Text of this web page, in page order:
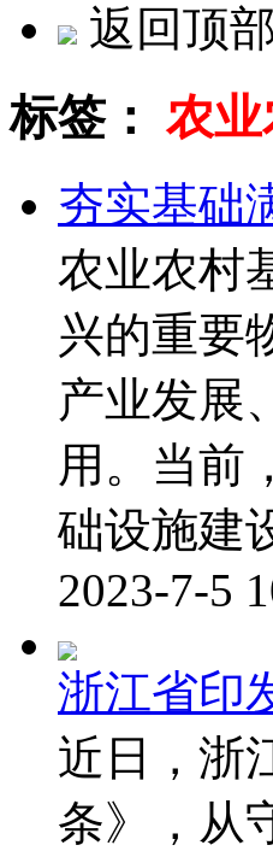
返回顶部
标签： 农
夯实基础
农业农村
兴的重要
产业发展
用。当前
础设施建
2023-7-5
浙江省印
近日，浙
条》，从